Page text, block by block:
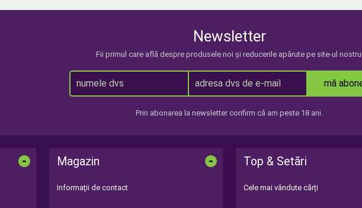
Newsletter
Fii primul care află despre produsele noi și reducerile apărute pe site-ul
mă
Prin abonarea la newsletter confirm că am peste 18 ani.
- Magazin -
Informații de contact
Top & Setări
Cele mai vândute cărți